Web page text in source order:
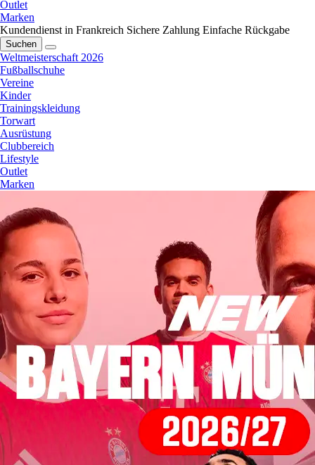
Outlet
Marken
Kundendienst in Frankreich Sichere Zahlung Einfache Rückgabe
Suchen
Weltmeisterschaft 2026
Fußballschuhe
Vereine
Kinder
Trainingskleidung
Torwart
Ausrüstung
Clubbereich
Lifestyle
Outlet
Marken